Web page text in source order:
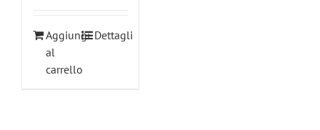
Aggiungi
al
carrello
Dettagli